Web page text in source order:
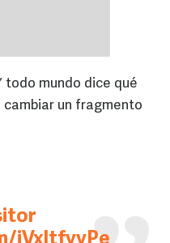
todo mundo dice qué
cambiar un fragmento